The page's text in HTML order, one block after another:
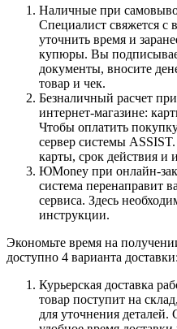
Наличные при
Специалист свяжется с
уточнить время и
купюры. Вы
документы, вносите
товар и чек.
Безналичный расчет
интернет-магазине:
Чтобы оплатить
сервер системы
карты, срок действия и
ЮMoney при онлайн-
система перенаправит
сервиса. Здесь
инструкции.
Экономьте время на
доступно 4 варианта доставки:
Курьерская доставка
товар поступит на
для уточнения